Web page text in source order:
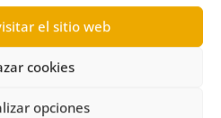
el sitio web
cookies
opciones